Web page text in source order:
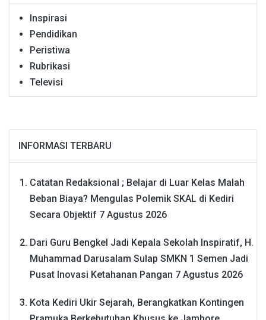
Inspirasi
Pendidikan
Peristiwa
Rubrikasi
Televisi
INFORMASI TERBARU
Catatan Redaksional ; Belajar di Luar Kelas Malah
Beban Biaya? Mengulas Polemik SKAL di Kediri
Secara Objektif 7 Agustus 2026
Dari Guru Bengkel Jadi Kepala Sekolah Inspiratif, H.
Muhammad Darusalam Sulap SMKN 1 Semen Jadi
Pusat Inovasi Ketahanan Pangan 7 Agustus 2026
Kota Kediri Ukir Sejarah, Berangkatkan Kontingen